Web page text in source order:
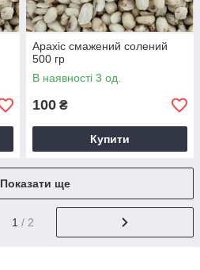
Арахіс смажений солений
500 гр
В наявності 3 од.
100 ₴
Купити
Показати ще
1 / 2